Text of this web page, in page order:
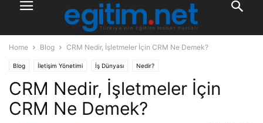
Home Blog CRM Nedir, İşletmeler İçin CRM Ne Demek?
Blog İletişim Yönetimi İş Dünyası Nedir?
CRM Nedir, İşletmeler İçin
CRM Ne Demek?